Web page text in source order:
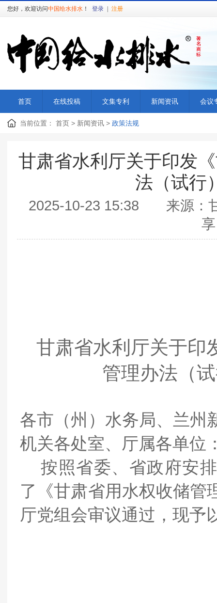
您好，欢迎访问中国给水排水 ！ 登录 注册
首页 在线投稿 文集专利 新闻资讯 会议
当前位置： 首页 > 新闻资讯 > 政策法规
甘肃省水利厅关于印发
法（试行
2025-10-23 15:38 来源
甘肃省水利厅关于印
管理办法（
各市（州）水务局、兰州
机关各处室、厅属各单位
按照省委、省政府安
了《甘肃省用水权收储管
厅党组会审议通过， 现予